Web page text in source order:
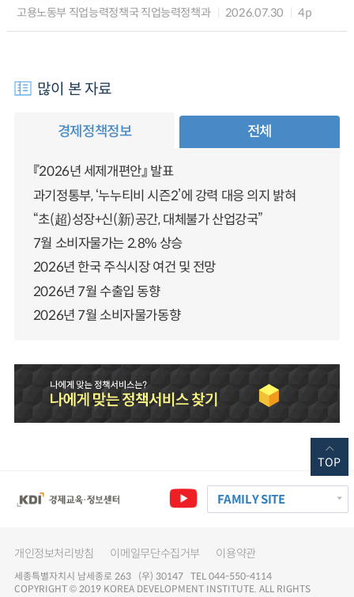
고용노동부 직업능력정책국 직업능력정책과 2026.07.30 4p
많이 본 자료
경제정책정보 전체
『2026년 세제개편안』 발표
과기정통부, ‘누누티비 시즌2’에 강력 대응 의지 밝혀
“초(超)성장+신(新)공간, 대체불가 산업강국”
7월 소비자물가는 2.8% 상승
2026년 한국 주식시장 여건 및 전망
2026년 7월 수출입 동향
2026년 7월 소비자물가동향
FAMILY SITE
개인정보처리방침 이메일무단수집거부 이용약관
세종특별자치시 남세종로 263 (우) 30147 TEL 044-550-4114
COPYRIGHT © 2019 KOREA DEVELOPMENT INSTITUTE. ALL RIGHTS
TOP